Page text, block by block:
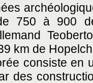
750 à 900
km de
consiste en
des